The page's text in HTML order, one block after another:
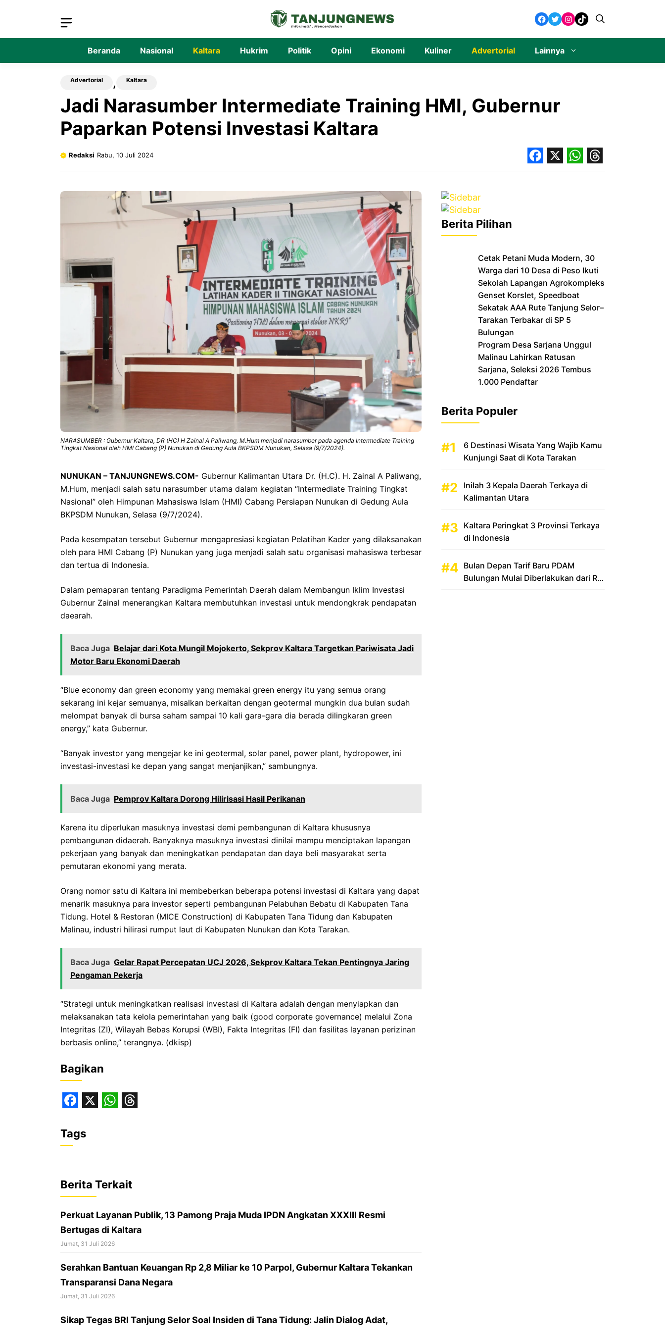
Facebook
Twitter
Instagram
TikTok
Beranda Nasional Kaltara Hukrim Politik Opini Ekonomi Kuliner Advertorial Lainnya
Advertorial , Kaltara
Jadi Narasumber Intermediate Training HMI, Gubernur
Paparkan Potensi Investasi Kaltara
Redaksi Rabu, 10 Juli 2024
NARASUMBER : Gubernur Kaltara, DR (HC) H Zainal A Paliwang, M.Hum menjadi narasumber pada agenda Intermediate Training
Tingkat Nasional oleh HMI Cabang (P) Nunukan di Gedung Aula BKPSDM Nunukan, Selasa (9/7/2024).
NUNUKAN – TANJUNGNEWS.COM- Gubernur Kalimantan Utara Dr. (H.C). H. Zainal A Paliwang,
M.Hum, menjadi salah satu narasumber utama dalam kegiatan “Intermediate Training Tingkat
Nasional” oleh Himpunan Mahasiswa Islam (HMI) Cabang Persiapan Nunukan di Gedung Aula
BKPSDM Nunukan, Selasa (9/7/2024).
Pada kesempatan tersebut Gubernur mengapresiasi kegiatan Pelatihan Kader yang dilaksanakan
oleh para HMI Cabang (P) Nunukan yang juga menjadi salah satu organisasi mahasiswa terbesar
dan tertua di Indonesia.
Dalam pemaparan tentang Paradigma Pemerintah Daerah dalam Membangun Iklim Investasi
Gubernur Zainal menerangkan Kaltara membutuhkan investasi untuk mendongkrak pendapatan
daearah.
Baca Juga Belajar dari Kota Mungil Mojokerto, Sekprov Kaltara Targetkan Pariwisata Jadi
Motor Baru Ekonomi Daerah
“Blue economy dan green economy yang memakai green energy itu yang semua orang
sekarang ini kejar semuanya, misalkan berkaitan dengan geotermal mungkin dua bulan sudah
melompat banyak di bursa saham sampai 10 kali gara-gara dia berada dilingkaran green
energy,” kata Gubernur.
“Banyak investor yang mengejar ke ini geotermal, solar panel, power plant, hydropower, ini
investasi-investasi ke depan yang sangat menjanjikan,” sambungnya.
Baca Juga Pemprov Kaltara Dorong Hilirisasi Hasil Perikanan
Karena itu diperlukan masuknya investasi demi pembangunan di Kaltara khususnya
pembangunan didaerah. Banyaknya masuknya investasi dinilai mampu menciptakan lapangan
pekerjaan yang banyak dan meningkatkan pendapatan dan daya beli masyarakat serta
pemutaran ekonomi yang merata.
Orang nomor satu di Kaltara ini membeberkan beberapa potensi investasi di Kaltara yang dapat
menarik masuknya para investor seperti pembangunan Pelabuhan Bebatu di Kabupaten Tana
Tidung. Hotel & Restoran (MICE Construction) di Kabupaten Tana Tidung dan Kabupaten
Malinau, industri hilirasi rumput laut di Kabupaten Nunukan dan Kota Tarakan.
Baca Juga Gelar Rapat Percepatan UCJ 2026, Sekprov Kaltara Tekan Pentingnya Jaring
Pengaman Pekerja
“Strategi untuk meningkatkan realisasi investasi di Kaltara adalah dengan menyiapkan dan
melaksanakan tata kelola pemerintahan yang baik (good corporate governance) melalui Zona
Integritas (ZI), Wilayah Bebas Korupsi (WBI), Fakta Integritas (FI) dan fasilitas layanan perizinan
berbasis online,” terangnya. (dkisp)
Bagikan
a
c
b
o
o
k
s
A
p
p
a
d
s
Tags
Berita Terkait
Perkuat Layanan Publik, 13 Pamong Praja Muda IPDN Angkatan XXXIII Resmi
Bertugas di Kaltara
Jumat, 31 Juli 2026
Serahkan Bantuan Keuangan Rp 2,8 Miliar ke 10 Parpol, Gubernur Kaltara Tekankan
Transparansi Dana Negara
Jumat, 31 Juli 2026
Sikap Tegas BRI Tanjung Selor Soal Insiden di Tana Tidung: Jalin Dialog Adat,
Berita Pilihan
Cetak Petani Muda Modern, 30
Warga dari 10 Desa di Peso Ikuti
Sekolah Lapangan Agrokompleks
‎Genset Korslet, Speedboat
Sekatak AAA Rute Tanjung Selor–
Tarakan Terbakar di SP 5
Bulungan
‎Program Desa Sarjana Unggul
Malinau Lahirkan Ratusan
Sarjana, Seleksi 2026 Tembus
1.000 Pendaftar
Berita Populer
6 Destinasi Wisata Yang Wajib Kamu
Kunjungi Saat di Kota Tarakan
Inilah 3 Kepala Daerah Terkaya di
Kalimantan Utara
Kaltara Peringkat 3 Provinsi Terkaya
di Indonesia
Bulan Depan Tarif Baru PDAM
Bulungan Mulai Diberlakukan dari Rp